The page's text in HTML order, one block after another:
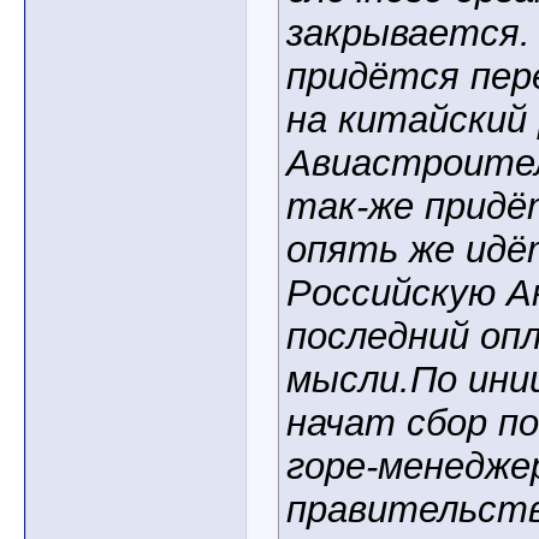
придётся
на
так-же
опять же
Российскую
последний
мысли.По
начат сбор
горе-